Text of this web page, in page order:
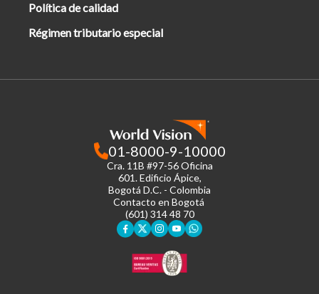
Política de calidad
Régimen tributario especial
01-8000-9-10000
Cra. 11B #97-56 Oficina
601.Edificio Ápice,
Bogotá D.C. - Colombia
Contacto en Bogotá
(601) 314 48 70